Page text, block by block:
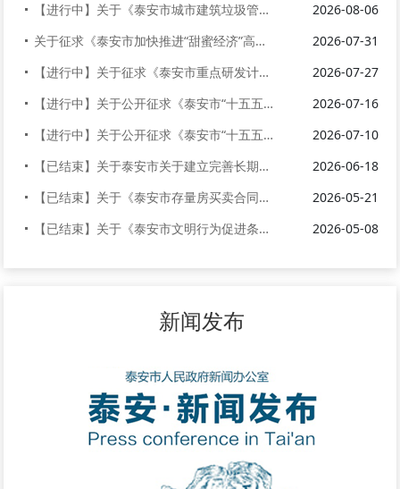
【进行中】关于《泰安市城市建筑垃圾管理办法》《泰安市河湖保护管理办法》...
2026-08-06
关于征求《泰安市加快推进“甜蜜经济”高质量发展实施意见（征求意见稿）》...
2026-07-31
【进行中】关于征求《泰安市重点研发计划管理办法》（征求意见稿）意见建议...
2026-07-27
【进行中】关于公开征求《泰安市“十五五”综合交通运输发展规划（征求意见...
2026-07-16
【进行中】关于公开征求《泰安市“十五五”应急管理体系建设规划（征求意见...
2026-07-10
【已结束】关于泰安市关于建立完善长期护理保险制度的实施方案（征求意见稿...
2026-06-18
【已结束】关于《泰安市存量房买卖合同（范本）》公开征求意见的公告
2026-05-21
【已结束】关于《泰安市文明行为促进条例》等三部法规修正草案公开征求意见...
2026-05-08
新闻发布